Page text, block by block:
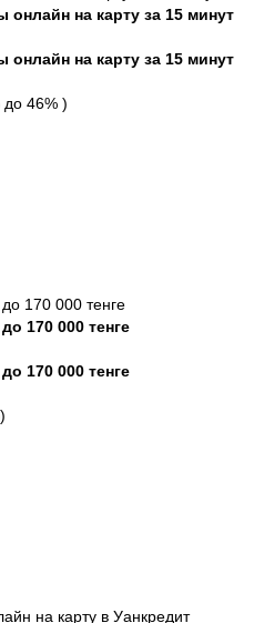
на карту за 15 минут
на карту за 15 минут
46% )
170 000 тенге
170 000 тенге